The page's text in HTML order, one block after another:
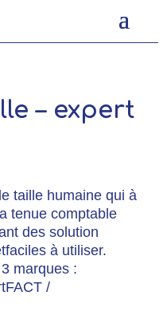
– expert
taille humaine qui à
tenue comptable
des solution
à utiliser.
marques :
/